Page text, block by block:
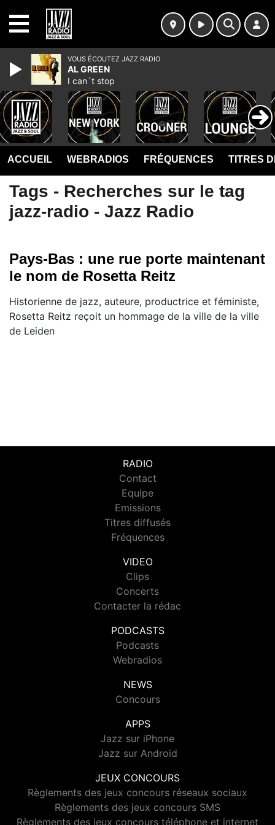
ACCUEIL WEBRADIOS FRÉQUENCES TITRES
Tags - Recherches sur le tag
jazz-radio - Jazz Radio
Pays-Bas : une rue porte maintenant
le nom de Rosetta Reitz
Historienne de jazz, auteure, productrice et féministe,
Rosetta Reitz reçoit un hommage de la ville de la ville
de Leiden
RADIO
Contact
Equipe
Emissions
Titres diffusés
Fréquences
VIDEO
Clips
Concerts
Contacter la rédac
PODCASTS
Podcasts
Webradios
NEWS
Concours
APPS
Jazz sur iPhone
Jazz sur Android
JEUX CONCOURS
Règlements des jeux concours réseaux sociaux
Règlements des jeux concours SMS
Règlements des jeux concours téléphone et internet
VOUS ÉCOUTEZ JAZZ RADIO
AL GREEN
I can´t stop